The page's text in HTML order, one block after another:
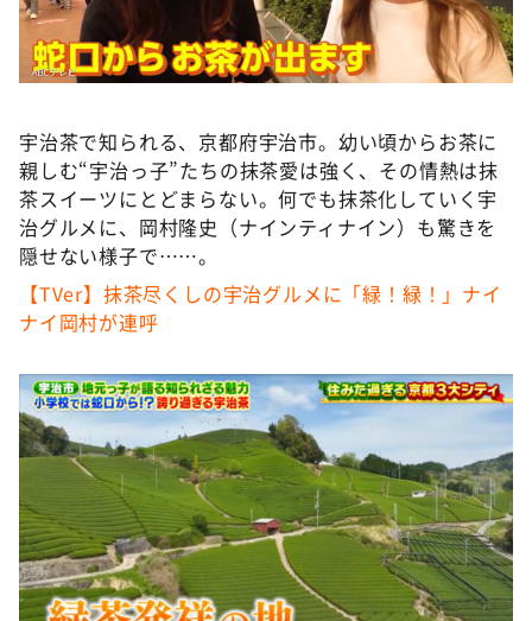
本日はダイアンなり！シーズン２
朝だ！生です旅サラダ
ＬＩＦＥ～夢のカタチ～
新婚さんいらっしゃい！
ポツンと一軒家
ザキ山小屋本館
ぺこぱのまるスポ
宇治茶で知られる、京都府宇治市。幼い頃からお茶に
親しむ“宇治っ子”たちの抹茶愛は強く、その情熱は抹
茶スイーツにとどまらない。何でも抹茶化していく宇
治グルメに、岡村隆史（ナインティナイン）も驚きを
隠せない様子で……。
【TVer】抹茶尽くしの宇治グルメに「緑！緑！」ナイ
ナイ岡村が連呼